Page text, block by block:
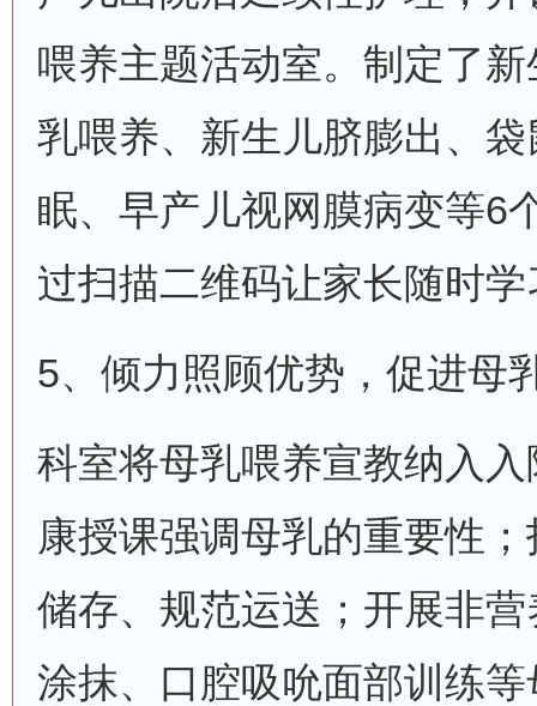
喂养主题活动室。制定了
乳喂养、新生儿脐膨出、
眠、早产儿视网膜病变等6
过扫描二维码让家长随时学
5、倾力照顾优势，促进母
科室将母乳喂养宣教纳入
康授课强调母乳的重要性
储存、规范运送；开展非
涂抹、口腔吸吮面部训练